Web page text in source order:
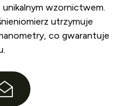
wzornictwem.
utrzymuje
co gwarantuje